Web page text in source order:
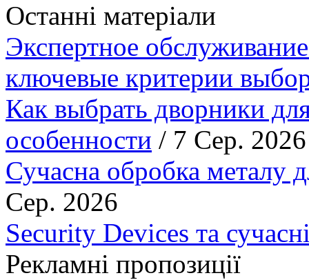
Останні матеріали
Экспертное
ключевые критерии
Как выбрать дворники
особенности / 7 Сер. 2026
Сучасна обробка металу
Сер. 2026
Security Devices та
Рекламні пропозиції